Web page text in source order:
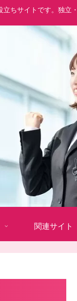
ちサイトです。独立
関連サイト